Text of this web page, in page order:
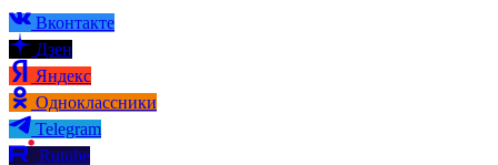
Вконтакте
Дзен
Яндекс
Одноклассники
Telegram
Rutube